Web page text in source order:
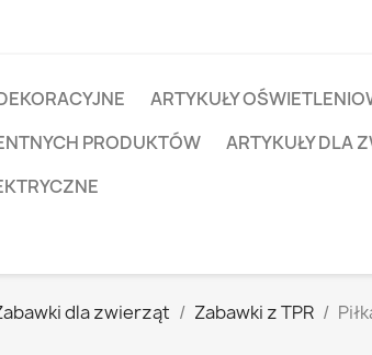
ARTYKUŁY
PRODUKTÓW
ARTYKUŁY DLA
dla zwierząt Zabawki z TPR